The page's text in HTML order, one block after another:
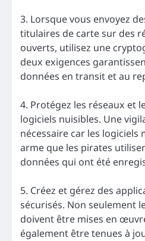
3. Lorsque vous envoyez
titulaires de carte sur des
ouverts, utilisez une
deux exigences
données en transit et au
4. Protégez les réseaux et
logiciels nuisibles. Une
nécessaire car les logiciels
arme que les pirates
données qui ont été
5. Créez et gérez des
sécurisés. Non seulement
doivent être mises en
également être tenues à